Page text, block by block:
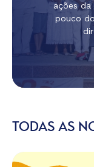
ações da
pouco
TODAS AS